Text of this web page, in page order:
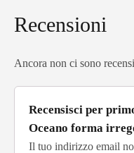
Recensioni
Ancora non ci sono
Recensisci per
Oceano forma
Il tuo indirizzo email